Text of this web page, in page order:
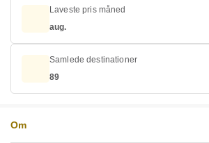
Laveste pris måned
aug.
Samlede destinationer
89
Om